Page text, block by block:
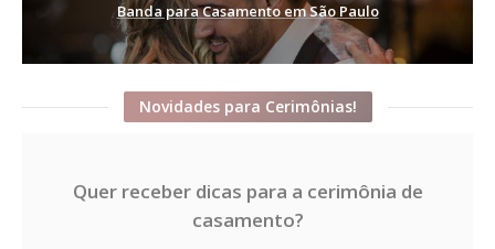
Banda para Casamento em São Paulo
Novidades para Cerimônias!
Quer receber dicas para a cerimônia de
casamento?